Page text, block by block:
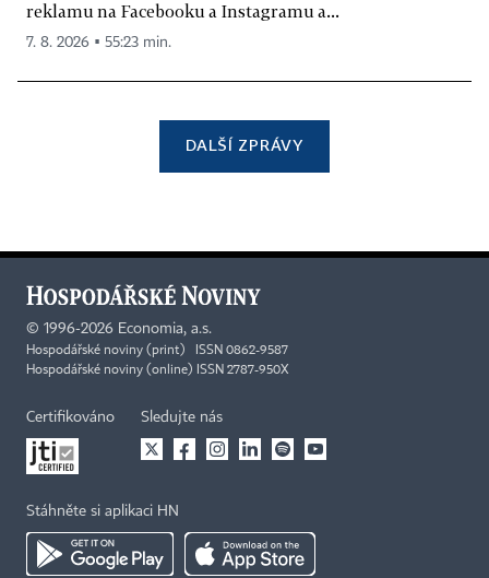
reklamu na Facebooku a Instagramu a...
7. 8. 2026 ▪ 55:23 min.
DALŠÍ ZPRÁVY
© 1996-2026 Economia, a.s.
Hospodářské noviny (print) ISSN 0862-9587
Hospodářské noviny (online) ISSN 2787-950X
Certifikováno Sledujte nás
Stáhněte si aplikaci HN